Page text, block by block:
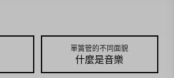
單簧管的不同面貌
什麼是音樂